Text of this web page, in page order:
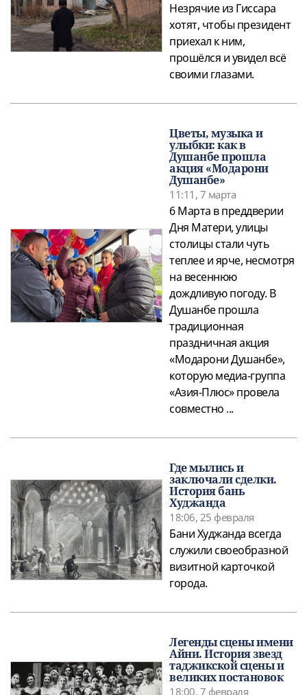
Незрячие из Гиссара
хотят, чтобы президент
приехал к ним,
прошёлся и увидел всё
своими глазами.
Цветы, музыка и
улыбки: как в
Душанбе прошла
акция «Модарони
Душанбе»
11:11, 7 марта
6 Марта в преддверии
Дня Матери, улицы
столицы стали чуть
теплее и ярче, несмотря
на весеннюю
дождливую погоду. В
Душанбе прошла
традиционная
праздничная акция
«Модарони Душанбе»,
которую медиа-группа
«Азия-Плюс» провела
совместно ...
Где мылись и
заключали сделки.
История бань
Худжанда
18:06, 25 февраля
Бани Худжанда всегда
служили своеобразной
визитной карточкой
города.
Легенды сцены имени
Айни. История звезд
таджикской сцены и
великих постановок
18:00, 7 февраля